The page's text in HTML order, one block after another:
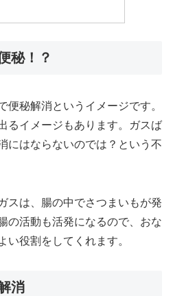
秘！？
便秘解消というイメージです。
るイメージもあります。ガスば
にはならないのでは？という不
スは、腸の中でさつまいもが発
の活動も活発になるので、おな
い役割をしてくれます。
消